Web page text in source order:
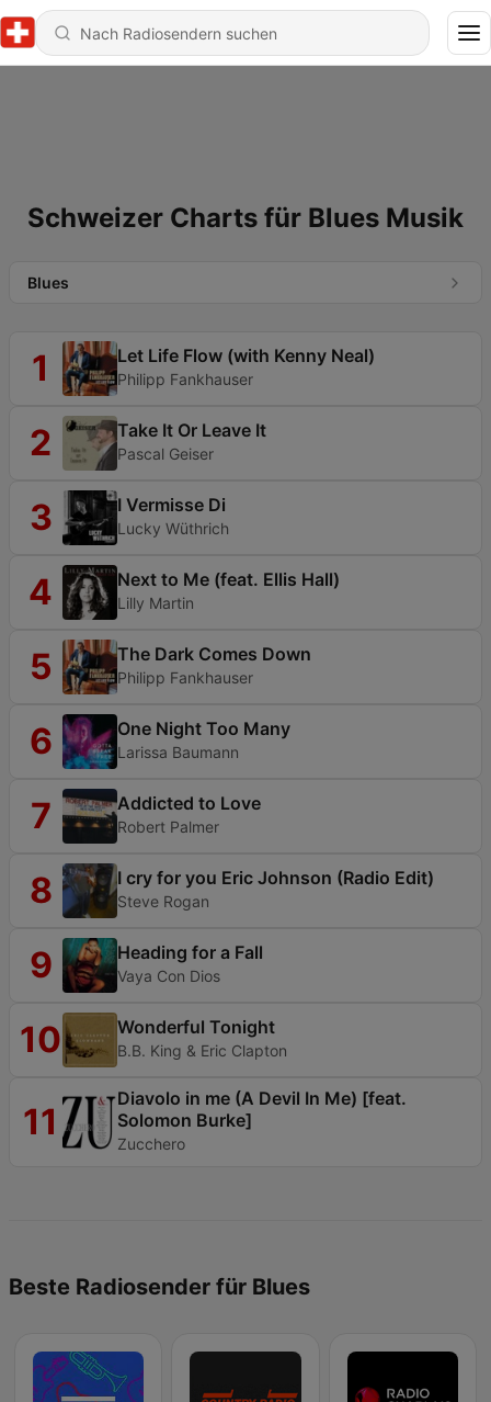
Schweizer Charts für Blues Musik
Blues
1 Let Life Flow (with Kenny Neal)
Philipp Fankhauser
2 Take It Or Leave It
Pascal Geiser
3 I Vermisse Di
Lucky Wüthrich
4 Next to Me (feat. Ellis Hall)
Lilly Martin
5 The Dark Comes Down
Philipp Fankhauser
6 One Night Too Many
Larissa Baumann
7 Addicted to Love
Robert Palmer
8 I cry for you Eric Johnson (Radio Edit)
Steve Rogan
9 Heading for a Fall
Vaya Con Dios
10 Wonderful Tonight
B.B. King & Eric Clapton
11
Diavolo in me (A Devil In Me) [feat.
Solomon Burke]
Zucchero
Beste Radiosender für Blues